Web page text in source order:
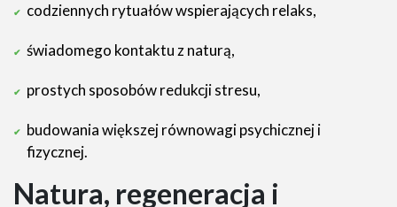
codziennych rytuałów wspierających relaks,
świadomego kontaktu z naturą,
prostych sposobów redukcji stresu,
budowania większej równowagi psychicznej i
fizycznej.
Natura, regeneracja i